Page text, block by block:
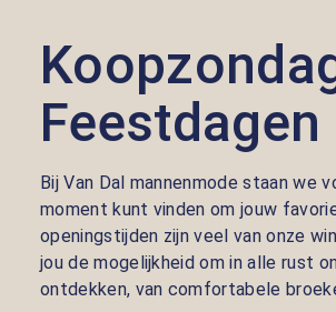
Feestdagen
Bij Van Dal mannenmode staan
moment kunt vinden om jouw
openingstijden zijn veel van onze
jou de mogelijkheid om in alle rust
ontdekken, van comfortabele